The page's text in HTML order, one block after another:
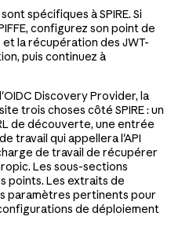
spécifiques à SPIRE. Si
configurez son point de
la récupération des JWT-
puis continuez à
Discovery Provider, la
trois choses côté SPIRE : un
de découverte, une entrée
travail qui appellera l'API
de travail de récupérer
Les sous-sections
points. Les extraits de
paramètres pertinents pour
de déploiement